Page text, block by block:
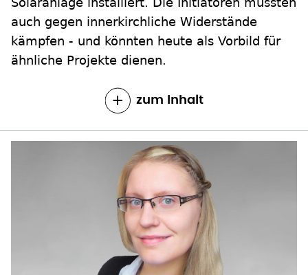
kämpfen - und könnten heute als Vorbild für
ähnliche Projekte dienen.